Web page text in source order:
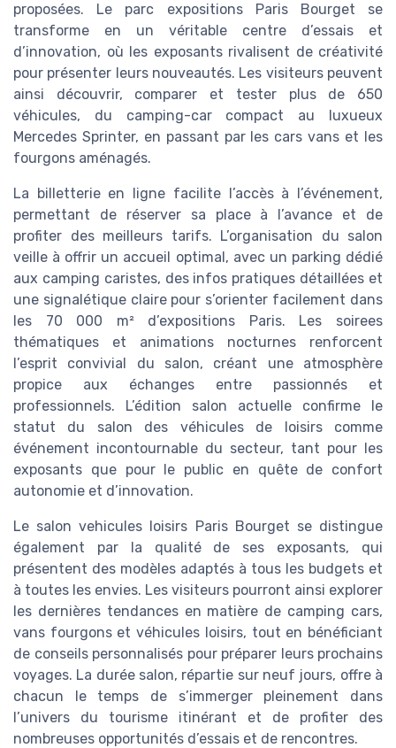
proposées. Le parc expositions Paris Bourget se
transforme en un véritable centre d’essais et
d’innovation, où les exposants rivalisent de créativité
pour présenter leurs nouveautés. Les visiteurs peuvent
ainsi découvrir, comparer et tester plus de 650
véhicules, du camping-car compact au luxueux
Mercedes Sprinter, en passant par les cars vans et les
fourgons aménagés.
La billetterie en ligne facilite l’accès à l’événement,
permettant de réserver sa place à l’avance et de
profiter des meilleurs tarifs. L’organisation du salon
veille à offrir un accueil optimal, avec un parking dédié
aux camping caristes, des infos pratiques détaillées et
une signalétique claire pour s’orienter facilement dans
les 70 000 m² d’expositions Paris. Les soirees
thématiques et animations nocturnes renforcent
l’esprit convivial du salon, créant une atmosphère
propice aux échanges entre passionnés et
professionnels. L’édition salon actuelle confirme le
statut du salon des véhicules de loisirs comme
événement incontournable du secteur, tant pour les
exposants que pour le public en quête de confort
autonomie et d’innovation.
Le salon vehicules loisirs Paris Bourget se distingue
également par la qualité de ses exposants, qui
présentent des modèles adaptés à tous les budgets et
à toutes les envies. Les visiteurs pourront ainsi explorer
les dernières tendances en matière de camping cars,
vans fourgons et véhicules loisirs, tout en bénéficiant
de conseils personnalisés pour préparer leurs prochains
voyages. La durée salon, répartie sur neuf jours, offre à
chacun le temps de s’immerger pleinement dans
l’univers du tourisme itinérant et de profiter des
nombreuses opportunités d’essais et de rencontres.